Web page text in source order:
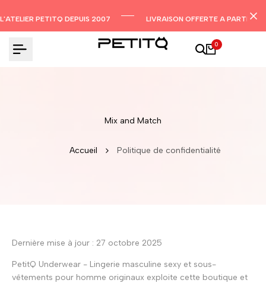
L'ATELIER PETITQ DEPUIS 2007 LIVRAISON OFFERTE A PARTIR
0
Mix and Match
Accueil Politique de confidentialité
Dernière mise à jour : 27 octobre 2025
PetitQ Underwear - Lingerie masculine sexy et sous-
vêtements pour homme originaux exploite cette boutique et
au
contenu